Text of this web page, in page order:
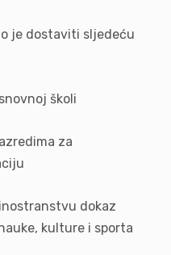
je dostaviti sljedeću
školi
za
dokaz
kulture i sporta